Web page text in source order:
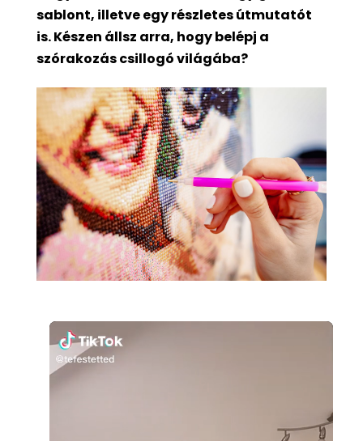
sablont, illetve egy részletes útmutatót
is. Készen állsz arra, hogy belépj a
szórakozás csillogó világába?